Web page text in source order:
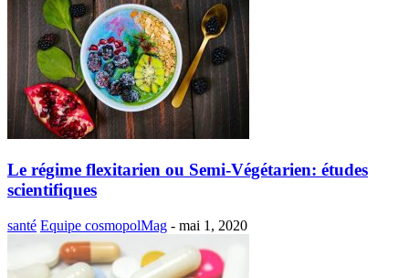
Le régime flexitarien ou Semi-Végétarien: études
scientifiques
santé Equipe cosmopolMag - mai 1, 2020